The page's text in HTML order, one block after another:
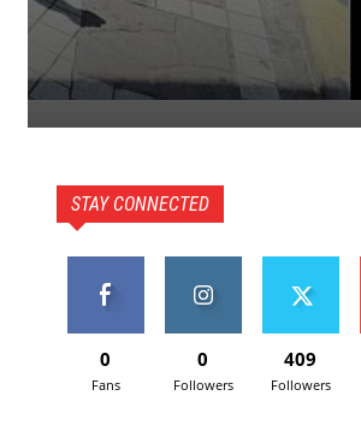
STAY CONNECTED
0
Fans
0
Followers
409
Followers